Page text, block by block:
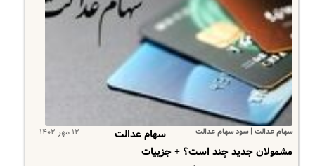
سهام عدالت | سود سهام عدالت ۱۲ مهر ۱۴۰۲
سهام عدالت
مشمولان جدید چند است؟ + جزییات